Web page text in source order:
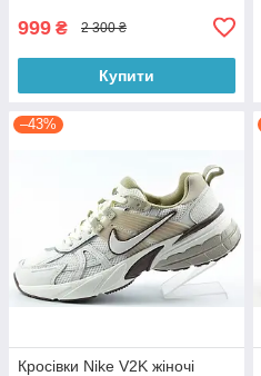
999 ₴ 2 300 ₴
Купити
–43%
Кросівки Nike V2K жіночі